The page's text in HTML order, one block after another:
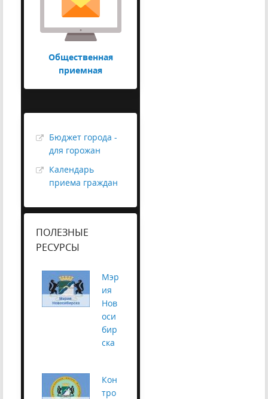
Общественная
приемная
Бюджет города -
для горожан
Календарь
приема граждан
ПОЛЕЗНЫЕ
РЕСУРСЫ
Мэр
ия
Нов
оси
бир
ска
Кон
тро